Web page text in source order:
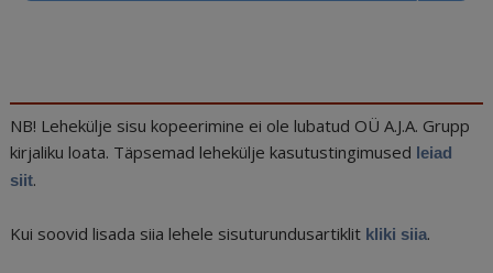
NB! Lehekülje sisu kopeerimine ei ole lubatud OÜ A.J.A. Grupp
kirjaliku loata. Täpsemad lehekülje kasutustingimused leiad
siit.
Kui soovid lisada siia lehele sisuturundusartiklit kliki siia.